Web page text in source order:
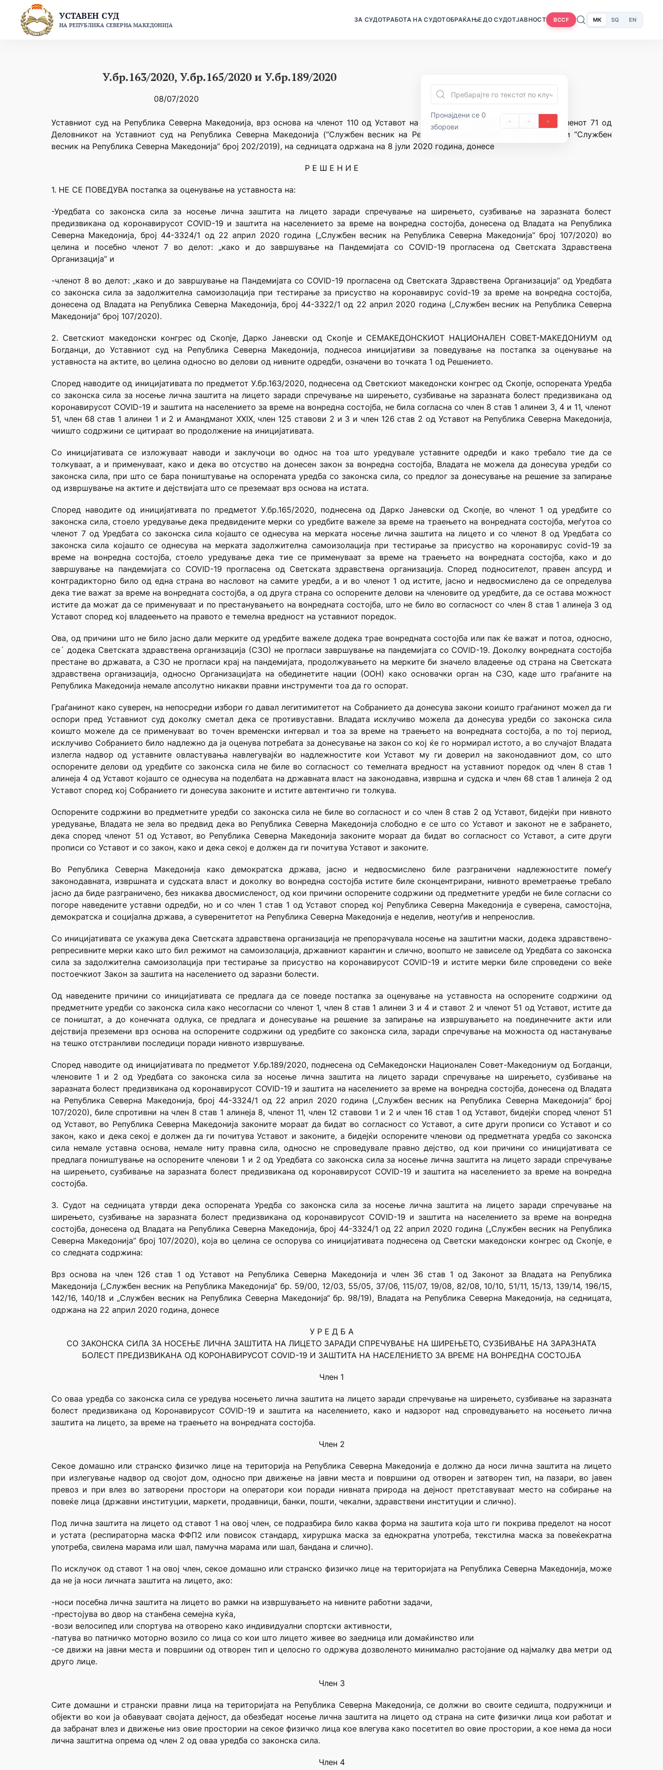
content
УСТАВЕН СУД
НА РЕПУБЛИКА СЕВЕРНА МАКЕДОНИЈА
ЗА СУДОТРАБОТА НА СУДОТОБРАЌАЊЕ ДО СУДОТЈАВНОСТ BCCF MK SQ EN
У.бр.163/2020, У.бр.165/2020 и У.бр.189/2020
08/07/2020
Пронајдени се 0
зборови
Уставниот суд на Република Северна Македонија, врз основа на членот 110 од Уставот на Република Северна Македонија и членот 71 од
Деловникот на Уставниот суд на Република Северна Македонија (“Службен весник на Република Македонија” број 70/1992 и “Службен
весник на Република Северна Македонија” број 202/2019), на седницата одржана на 8 јули 2020 година, донесе
Р Е Ш Е Н И Е
1. НЕ СЕ ПОВЕДУВА постапка за оценување на уставноста на:
-Уредбата со законска сила за носење лична заштита на лицето заради спречување на ширењето, сузбивање на заразната болест
предизвикана од коронавирусот COVID-19 и заштита на населението за време на вонредна состојба, донесена од Владата на Република
Северна Македонија, број 44-3324/1 од 22 април 2020 година („Службен весник на Република Северна Македонија” број 107/2020) во
целина и посебно членот 7 во делот: „како и до завршување на Пандемијата со COVID-19 прогласена од Светската Здравствена
Организација” и
-членот 8 во делот: „како и до завршување на Пандемијата со COVID-19 прогласена од Светската Здравствена Организација” од Уредбата
со законска сила за задолжителна самоизолација при тестирање за присуство на коронавирус covid-19 за време на вонредна состојба,
донесена од Владата на Република Северна Македонија, број 44-3322/1 од 22 април 2020 година („Службен весник на Република Северна
Македонија” број 107/2020).
2. Светскиот македонски конгрес од Скопје, Дарко Јаневски од Скопје и СЕМАКЕДОНСКИОТ НАЦИОНАЛЕН СОВЕТ-МАКЕДОНИУМ од
Богданци, до Уставниот суд на Република Северна Македонија, поднесоа иницијативи за поведување на постапка за оценување на
уставноста на актите, во целина односно во делови од нивните одредби, означени во точката 1 од Решението.
Според наводите од иницијативата по предметот У.бр.163/2020, поднесена од Светскиот македонски конгрес од Скопје, оспорената Уредба
со законска сила за носење лична заштита на лицето заради спречување на ширењето, сузбивање на заразната болест предизвикана од
коронавирусот COVID-19 и заштита на населението за време на вонредна состојба, не била согласна со член 8 став 1 алинеи 3, 4 и 11, членот
51, член 68 став 1 алинеи 1 и 2 и Амандманот XXIX, член 125 ставови 2 и 3 и член 126 став 2 од Уставот на Република Северна Македонија,
чиишто содржини се цитираат во продолжение на иницијативата.
Со иницијативата се изложуваат наводи и заклучоци во однос на тоа што уредувале уставните одредби и како требало тие да се
толкуваат, а и применуваат, како и дека во отсуство на донесен закон за вонредна состојба, Владата не можела да донесува уредби со
законска сила, при што се бара поништување на оспорената уредба со законска сила, со предлог за донесување на решение за запирање
од извршување на актите и дејствијата што се преземаат врз основа на истата.
Според наводите од иницијативата по предметот У.бр.165/2020, поднесена од Дарко Јаневски од Скопје, во членот 1 од уредбите со
законска сила, стоело уредување дека предвидените мерки со уредбите важеле за време на траењето на вонредната состојба, меѓутоа со
членот 7 од Уредбата со законска сила којашто се однесува на мерката носење лична заштита на лицето и со членот 8 од Уредбата со
законска сила којашто се однесува на мерката задолжителна самоизолација при тестирање за присуство на коронавирус covid-19 за
време на вонредна состојба, стоело уредување дека тие се применуваат за време на траењето на вонредната состојба, како и до
завршување на пандемијата со COVID-19 прогласена од Светската здравствена организација. Според подносителот, правен апсурд и
контрадикторно било од една страна во насловот на самите уредби, а и во членот 1 од истите, јасно и недвосмислено да се определува
дека тие важат за време на вонредната состојба, а од друга страна со оспорените делови на членовите од уредбите, да се остава можност
истите да можат да се применуваат и по престанувањето на вонредната состојба, што не било во согласност со член 8 став 1 алинеја 3 од
Уставот според кој владеењето на правото е темелна вредност на уставниот поредок.
Ова, од причини што не било јасно дали мерките од уредбите важеле додека трае вонредната состојба или пак ќе важат и потоа, односно,
се´ додека Светската здравствена организација (СЗО) не прогласи завршување на пандемијата со COVID-19. Доколку вонредната состојба
престане во државата, а СЗО не прогласи крај на пандемијата, продолжувањето на мерките би значело владеење од страна на Светската
здравствена организација, односно Организацијата на обединетите нации (ООН) како основачки орган на СЗО, каде што граѓаните на
Република Македонија немале апсолутно никакви правни инструменти тоа да го оспорат.
Граѓанинот како суверен, на непосредни избори го давал легитимитетот на Собранието да донесува закони коишто граѓанинот можел да ги
оспори пред Уставниот суд доколку сметал дека се противуставни. Владата исклучиво можела да донесува уредби со законска сила
коишто можеле да се применуваат во точен временски интервал и тоа за време на траењето на вонредната состојба, а по тој период,
исклучиво Собранието било надлежно да ја оценува потребата за донесување на закон со кој ќе го нормирал истото, а во случајот Владата
излегла надвор од уставните овластувања навлегувајќи во надлежностите кои Уставот му ги доверил на законодавниот дом, со што
оспорените делови од уредбите со законска сила не биле во согласност со темелната вредност на уставниот поредок од член 8 став 1
алинеја 4 од Уставот којашто се однесува на поделбата на државната власт на законодавна, извршна и судска и член 68 став 1 алинеја 2 од
Уставот според кој Собранието ги донесува законите и истите автентично ги толкува.
Оспорените содржини во предметните уредби со законска сила не биле во согласност и со член 8 став 2 од Уставот, бидејќи при нивното
уредување, Владата не зела во предвид дека во Република Северна Македонија слободно е се што со Уставот и законот не е забрането,
дека според членот 51 од Уставот, во Република Северна Македонија законите мораат да бидат во согласност со Уставот, а сите други
прописи со Уставот и со закон, како и дека секој е должен да ги почитува Уставот и законите.
Во Република Северна Македонија како демократска држава, јасно и недвосмислено биле разграничени надлежностите помеѓу
законодавната, извршната и судската власт и доколку во вонредна состојба истите биле сконцентрирани, нивното времетраење требало
јасно да биде разграничено, без никаква двосмисленост, од кои причини оспорените содржини од предметните уредби не биле согласни со
погоре наведените уставни одредби, но и со член 1 став 1 од Уставот според кој Република Северна Македонија е суверена, самостојна,
демократска и социјална држава, а суверенитетот на Република Северна Македонија е неделив, неотуѓив и непренослив.
Со иницијативата се укажува дека Светската здравствена организација не препорачувала носење на заштитни маски, додека здравствено-
репресивните мерки како што бил режимот на самоизолација, државниот карантин и слично, воопшто не зависеле од Уредбата со законска
сила за задолжителна самоизолација при тестирање за присуство на коронавирусот COVID-19 и истите мерки биле спроведени со веќе
постоечкиот Закон за заштита на населението од заразни болести.
Од наведените причини со иницијативата се предлага да се поведе постапка за оценување на уставноста на оспорените содржини од
предметните уредби со законска сила како несогласни со членот 1, член 8 став 1 алинеи 3 и 4 и ставот 2 и членот 51 од Уставот, истите да
се поништат, а до конечната одлука, се предлага и донесување на решение за запирање на извршувањето на поединечните акти или
дејствија преземени врз основа на оспорените содржини од уредбите со законска сила, заради спречување на можноста од настанување
на тешко отстранливи последици поради нивното извршување.
Според наводите од иницијативата по предметот У.бр.189/2020, поднесена од СеМакедонски Национален Совет-Македониум од Богданци,
членовите 1 и 2 од Уредбата со законска сила за носење лична заштита на лицето заради спречување на ширењето, сузбивање на
заразната болест предизвикана од коронавирусот COVID-19 и заштита на населението за време на вонредна состојба, донесена од Владата
на Република Северна Македонија, број 44-3324/1 од 22 април 2020 година („Службен весник на Република Северна Македонија” број
107/2020), биле спротивни на член 8 став 1 алинеја 8, членот 11, член 12 ставови 1 и 2 и член 16 став 1 од Уставот, бидејќи според членот 51
од Уставот, во Република Северна Македонија законите мораат да бидат во согласност со Уставот, а сите други прописи со Уставот и со
закон, како и дека секој е должен да ги почитува Уставот и законите, а бидејќи оспорените членови од предметната уредба со законска
сила немале уставна основа, немале ниту правна сила, односно не спроведувале правно дејство, од кои причини со иницијативата се
предлага поништување на оспорените членови 1 и 2 од Уредбата со законска сила за носење лична заштита на лицето заради спречување
на ширењето, сузбивање на заразната болест предизвикана од коронавирусот COVID-19 и заштита на населението за време на вонредна
состојба.
3. Судот на седницата утврди дека оспорената Уредба со законска сила за носење лична заштита на лицето заради спречување на
ширењето, сузбивање на заразната болест предизвикана од коронавирусот COVID-19 и заштита на населението за време на вонредна
состојба, донесена од Владата на Република Северна Македонија, број 44-3324/1 од 22 април 2020 година („Службен весник на Република
Северна Македонија” број 107/2020), која во целина се оспорува со иницијативата поднесена од Светски македонски конгрес од Скопје, е
со следната содржина:
Врз основа на член 126 став 1 од Уставот на Република Северна Македонија и член 36 став 1 од Законот за Владата на Република
Македонија („Службен весник на Република Македонија“ бр. 59/00, 12/03, 55/05, 37/06, 115/07, 19/08, 82/08, 10/10, 51/11, 15/13, 139/14, 196/15,
142/16, 140/18 и „Службен весник на Република Северна Македонија“ бр. 98/19), Владата на Република Северна Македонија, на седницата,
одржана на 22 април 2020 година, донесе
У Р Е Д Б А
СО ЗАКОНСКА СИЛА ЗА НОСЕЊЕ ЛИЧНА ЗАШТИТА НА ЛИЦЕТО ЗАРАДИ СПРЕЧУВАЊЕ НА ШИРЕЊЕТО, СУЗБИВАЊЕ НА ЗАРАЗНАТА
БОЛЕСТ ПРЕДИЗВИКАНА ОД КОРОНАВИРУСОТ COVID-19 И ЗАШТИТА НА НАСЕЛЕНИЕТО ЗА ВРЕМЕ НА ВОНРЕДНА СОСТОЈБА
Член 1
Со оваа уредба со законска сила се уредува носењето лична заштита на лицето заради спречување на ширењето, сузбивање на заразната
болест предизвикана од Коронавирусот COVID-19 и заштита на населението, како и надзорот над спроведувањето на носењето лична
заштита на лицето, за време на траењето на вонредната состојба.
Член 2
Секое домашно или странско физичко лице на територија на Република Северна Македонија е должно да носи лична заштита на лицето
при излегување надвор од својот дом, односно при движење на јавни места и површини од отворен и затворен тип, на пазари, во јавен
превоз и при влез во затворени простори на оператори кои поради нивната природа на дејност претставуваат место на собирање на
повеќе лица (државни институции, маркети, продавници, банки, пошти, чекални, здравствени институции и слично).
Под лична заштита на лицето од ставот 1 на овој член, се подразбира било каква форма на заштита која што ги покрива пределот на носот
и устата (респираторна маска ФФП2 или повисок стандард, хируршка маска за еднократна употреба, текстилна маска за повеќекратна
употреба, свилена марама или шал, памучна марама или шал, бандана и слично).
По исклучок од ставот 1 на овој член, секое домашно или странско физичко лице на територијата на Република Северна Македонија, може
да не ја носи личната заштита на лицето, ако:
-носи посебна лична заштита на лицето во рамки на извршувањето на нивните работни задачи,
-престојува во двор на станбена семејна куќа,
-вози велосипед или спортува на отворено како индивидуални спортски активности,
-патува во патничко моторно возило со лица со кои што лицето живее во заедница или домаќинство или
-се движи на јавни места и површини од отворен тип и целосно го одржува дозволеното минимално растојание од најмалку два метри од
друго лице.
Член 3
Сите домашни и странски правни лица на територијата на Република Северна Македонија, се должни во своите седишта, подружници и
објекти во кои ја обавуваат својата дејност, да обезбедат носење лична заштита на лицето од страна на сите физички лица кои работат и
да забранат влез и движење низ овие простории на секое физичко лица кое влегува како посетител во овие простории, а кое нема да носи
лична заштитна опрема од член 2 од оваа уредба со законска сила.
Член 4